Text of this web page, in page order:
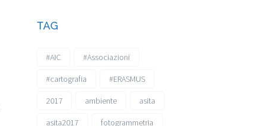
TAG
#AIC #Associazioni
#cartografia #ERASMUS
2017 ambiente asita
asita2017 fotogrammetria